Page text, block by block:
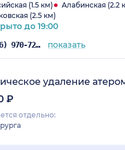
(1.5 км)
Алабинская (2.2
(2.5 км)
до 19:00
+7 (846) 970-72-14 показать
удаление
₽
отдельно: